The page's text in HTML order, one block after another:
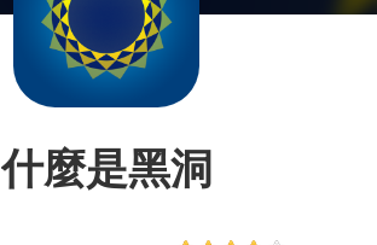
什麼是黑洞